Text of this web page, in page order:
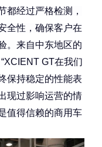
都经过严格检测，
全性，确保客户在
。来自中东地区的
GT在我们
保持稳定的性能表
现过影响运营的情
值得信赖的商用车